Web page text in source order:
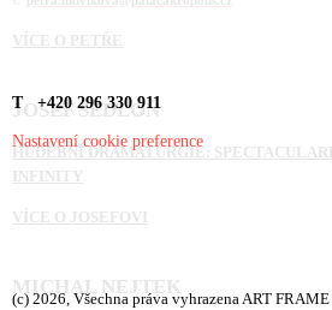
VÍCE O PETŘE
JOSEF SEDLOŇ
HUDEBNÍ DRAMATURGIE:
INFINITY
VÍCE O JOSEFOVI
MICHAL NEJTEK
T +420 296 330 911
Nastavení cookie preference
(c) 2026, Všechna práva vyhrazena ART